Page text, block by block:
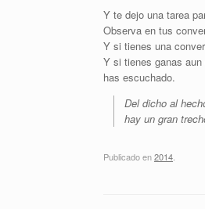
Y te dejo una tarea
Observa en tus
Y si tienes una
Y si tienes ganas
has escuchado.
Del dicho al
hay un gran
Publicado en2014